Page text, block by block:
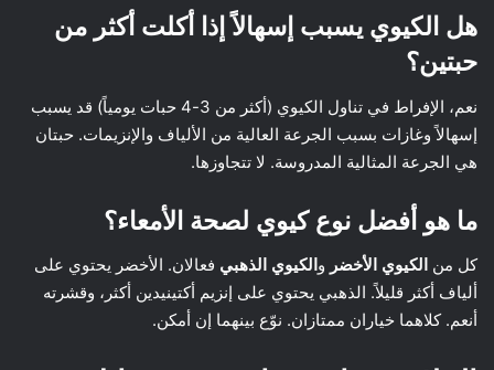
هل الكيوي يسبب إسهالاً إذا أكلت أكثر من
حبتين؟
نعم، الإفراط في تناول الكيوي (أكثر من 3-4 حبات يومياً) قد يسبب
إسهالاً وغازات بسبب الجرعة العالية من الألياف والإنزيمات. حبتان
هي الجرعة المثالية المدروسة. لا تتجاوزها.
ما هو أفضل نوع كيوي لصحة الأمعاء؟
كل من الكيوي الأخضر و الكيوي الذهبي فعالان. الأخضر يحتوي على
ألياف أكثر قليلاً. الذهبي يحتوي على إنزيم أكتينيدين أكثر، وقشرته
أنعم. كلاهما خياران ممتازان. نوّع بينهما إن أمكن.